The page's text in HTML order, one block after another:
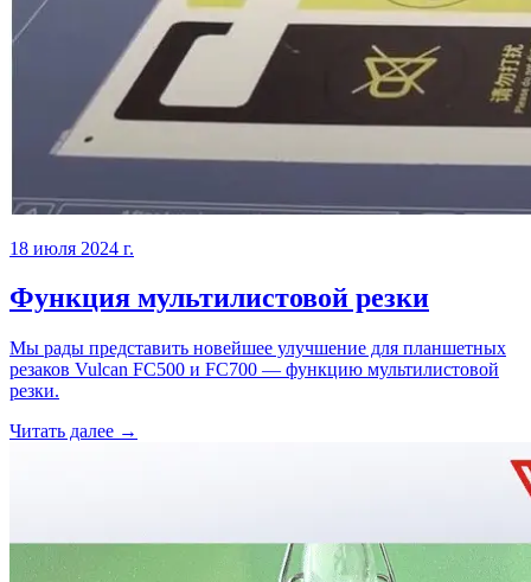
18 июля 2024 г.
Функция мультилистовой резки
Мы рады представить новейшее улучшение для планшетных
резаков Vulcan FC500 и FC700 — функцию мультилистовой
резки.
Читать далее →